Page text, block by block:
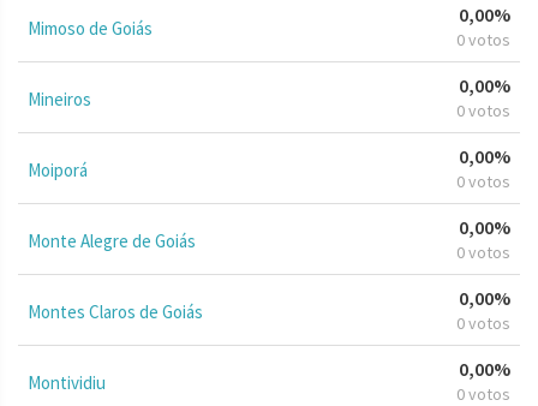
Mimoso de Goiás
0,00%
0 votos
Mineiros
0,00%
0 votos
Moiporá
0,00%
0 votos
Monte Alegre de Goiás
0,00%
0 votos
Montes Claros de Goiás
0,00%
0 votos
Montividiu
0,00%
0 votos